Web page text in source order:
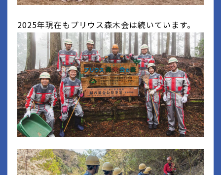
2025年現在もプリウス森木会は続いています。